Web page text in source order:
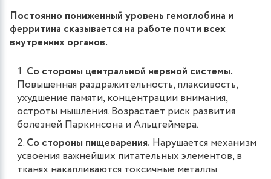
Постоянно пониженный уровень гемоглобина и
ферритина сказывается на работе почти всех
внутренних органов.
Со стороны центральной нервной системы.
Повышенная раздражительность, плаксивость,
ухудшение памяти, концентрации внимания,
остроты мышления. Возрастает риск развития
болезней Паркинсона и Альцгеймера.
Со стороны пищеварения. Нарушается механизм
усвоения важнейших питательных элементов, в
тканях накапливаются токсичные металлы.